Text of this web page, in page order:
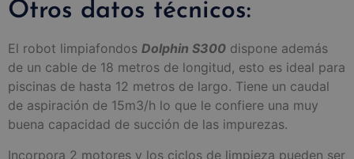
Otros datos técnicos:
El robot limpiafondos Dolphin S300 dispone además
de un cable de 18 metros de longitud, esto es ideal para
piscinas de hasta 12 metros de largo. Tiene un caudal
de aspiración de 15m3/h lo que le confiere una muy
buena capacidad de succión de las impurezas.
Incorpora 2 motores y los ciclos de limpieza pueden ser